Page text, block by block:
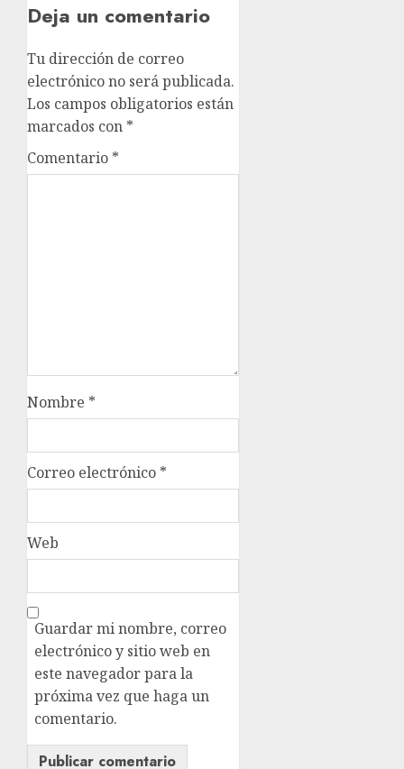
Deja un comentario
Tu dirección de correo
electrónico no será publicada.
Los campos obligatorios están
marcados con *
Comentario *
Nombre *
Correo electrónico *
Web
Guardar mi nombre, correo
electrónico y sitio web en
este navegador para la
próxima vez que haga un
comentario.